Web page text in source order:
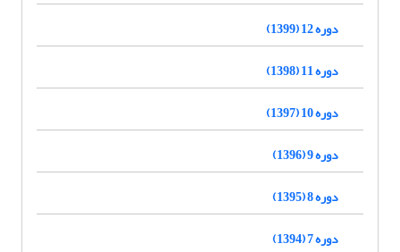
دوره 12 (1399)
دوره 11 (1398)
دوره 10 (1397)
دوره 9 (1396)
دوره 8 (1395)
دوره 7 (1394)